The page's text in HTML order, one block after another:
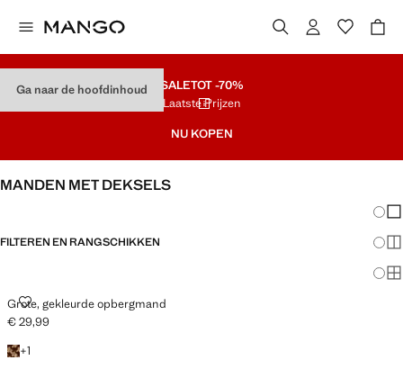
Ga naar de hoofdinhoud SALETOT -70%
Laatste Prijzen
NU KOPEN
MANDEN MET DEKSELS
FILTEREN EN RANGSCHIKKEN
Grote, gekleurde opbergmand
GROTE, GEKLEURDE OPBERGMAND
Huidige prijs [€ 29,99 ]
€ 29,99
+1
+ 1 kleur